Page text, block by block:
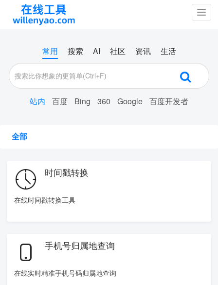
常用 搜索 AI 社区 资讯 生活
站内 百度 Bing 360 Google 百度开发者
全部
时间戳转换
在线时间戳转换工具
手机号归属地查询
在线实时精准手机号码归属地查询